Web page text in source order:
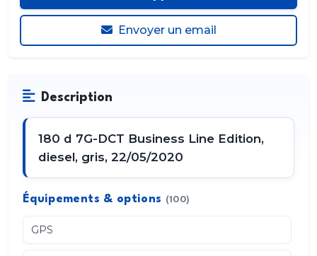
Envoyer un email
Description
180 d 7G-DCT Business Line Edition,
diesel, gris, 22/05/2020
Équipements & options (100)
GPS